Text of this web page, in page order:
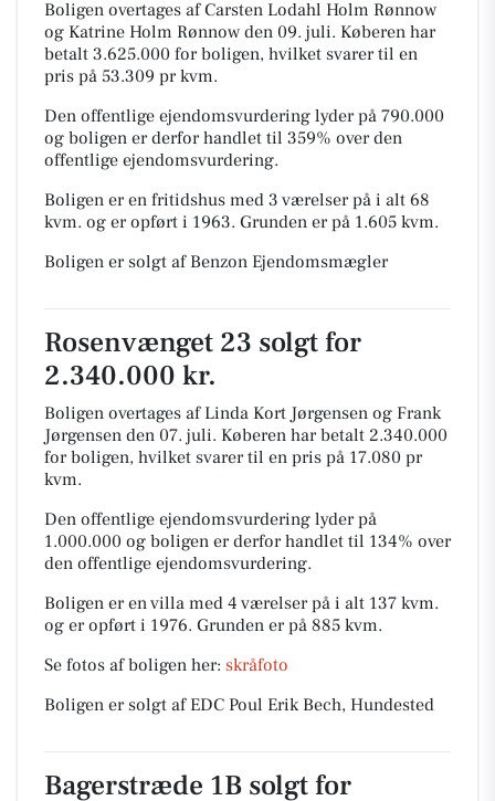
Boligen overtages af Carsten Lodahl Holm Rønnow
og Katrine Holm Rønnow den 09. juli. Køberen har
betalt 3.625.000 for boligen, hvilket svarer til en
pris på 53.309 pr kvm.
Den offentlige ejendomsvurdering lyder på 790.000
og boligen er derfor handlet til 359% over den
offentlige ejendomsvurdering.
Boligen er en fritidshus med 3 værelser på i alt 68
kvm. og er opført i 1963. Grunden er på 1.605 kvm.
Boligen er solgt af Benzon Ejendomsmægler
Rosenvænget 23 solgt for
2.340.000 kr.
Boligen overtages af Linda Kort Jørgensen og Frank
Jørgensen den 07. juli. Køberen har betalt 2.340.000
for boligen, hvilket svarer til en pris på 17.080 pr
kvm.
Den offentlige ejendomsvurdering lyder på
1.000.000 og boligen er derfor handlet til 134% over
den offentlige ejendomsvurdering.
Boligen er en villa med 4 værelser på i alt 137 kvm.
og er opført i 1976. Grunden er på 885 kvm.
Se fotos af boligen her: skråfoto
Boligen er solgt af EDC Poul Erik Bech, Hundested
Bagerstræde 1B solgt for